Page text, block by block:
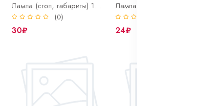
Лампа (стоп, габариты) 12-21/4 BAZ15d
(0)
30₽ 24₽